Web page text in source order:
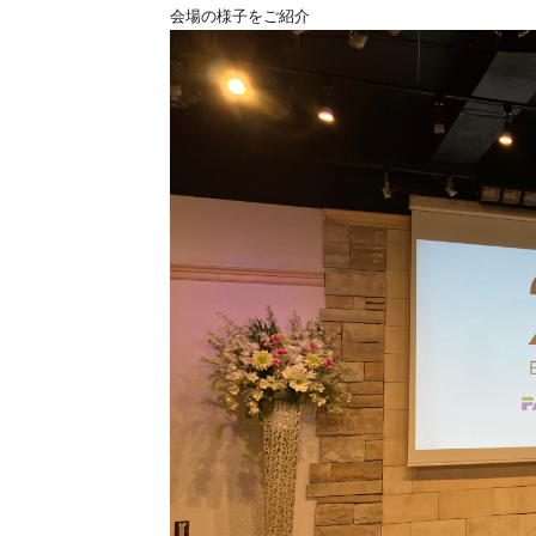
会場の様子をご紹介